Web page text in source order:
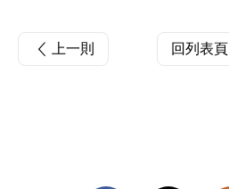
上一則 回列表頁